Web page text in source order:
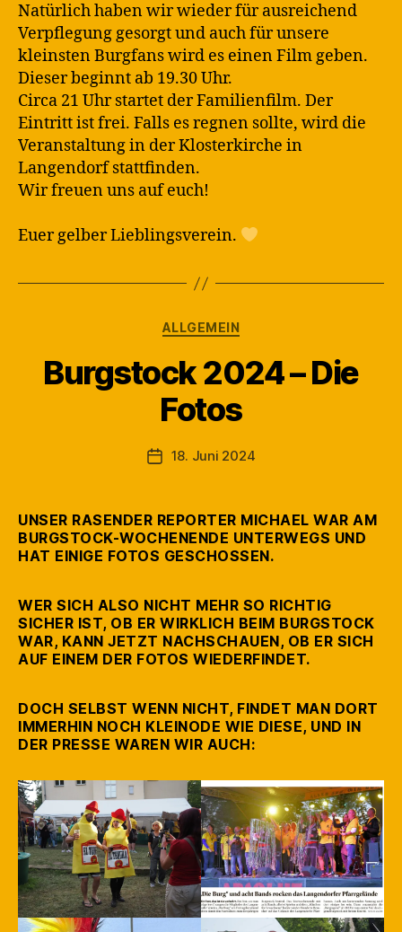
Natürlich haben wir wieder für ausreichend
Verpflegung gesorgt und auch für unsere
kleinsten Burgfans wird es einen Film geben.
Dieser beginnt ab 19.30 Uhr.
Circa 21 Uhr startet der Familienfilm. Der
Eintritt ist frei. Falls es regnen sollte, wird die
Veranstaltung in der Klosterkirche in
Langendorf stattfinden.
Wir freuen uns auf euch!
Euer gelber Lieblingsverein.
Kategorien
ALLGEMEIN
Burgstock 2024 – Die
Fotos
Beitragsautor
V
o
n
a
Veröffentlichungsdatum
18. Juni 2024
UNSER RASENDER REPORTER MICHAEL WAR AM
BURGSTOCK-WOCHENENDE UNTERWEGS UND
HAT EINIGE FOTOS GESCHOSSEN.
WER SICH ALSO NICHT MEHR SO RICHTIG
SICHER IST, OB ER WIRKLICH BEIM BURGSTOCK
WAR, KANN JETZT NACHSCHAUEN, OB ER SICH
AUF EINEM DER FOTOS WIEDERFINDET.
DOCH SELBST WENN NICHT, FINDET MAN DORT
IMMERHIN NOCH KLEINODE WIE DIESE, UND IN
DER PRESSE WAREN WIR AUCH: